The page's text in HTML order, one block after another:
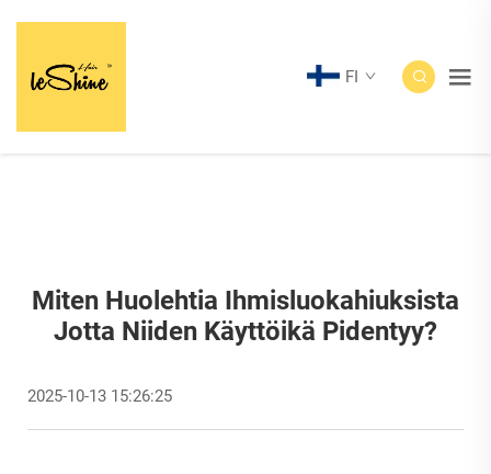
FI
Miten Huolehtia Ihmisluokahiuksista
Jotta Niiden Käyttöikä Pidentyy?
2025-10-13 15:26:25